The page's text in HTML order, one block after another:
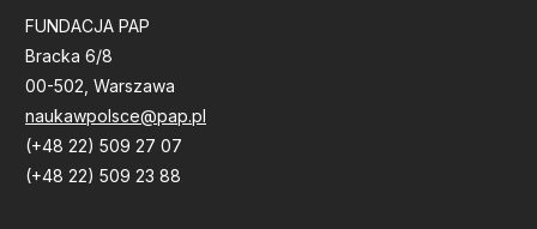
FUNDACJA PAP
Bracka 6/8
00-502, Warszawa
naukawpolsce@pap.pl
(+48 22) 509 27 07
(+48 22) 509 23 88